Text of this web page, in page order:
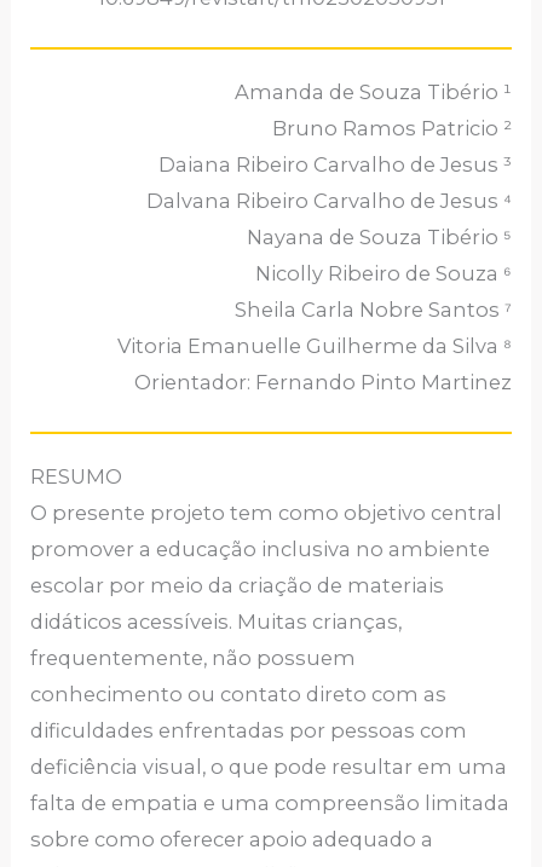
Amanda de Souza Tibério ¹
Bruno Ramos Patricio ²
Daiana Ribeiro Carvalho de Jesus ³
Dalvana Ribeiro Carvalho de Jesus ⁴
Nayana de Souza Tibério ⁵
Nicolly Ribeiro de Souza ⁶
Sheila Carla Nobre Santos ⁷
Vitoria Emanuelle Guilherme da Silva ⁸
Orientador: Fernando Pinto Martinez
RESUMO
O presente projeto tem como objetivo central
promover a educação inclusiva no ambiente
escolar por meio da criação de materiais
didáticos acessíveis. Muitas crianças,
frequentemente, não possuem
conhecimento ou contato direto com as
dificuldades enfrentadas por pessoas com
deficiência visual, o que pode resultar em uma
falta de empatia e uma compreensão limitada
sobre como oferecer apoio adequado a